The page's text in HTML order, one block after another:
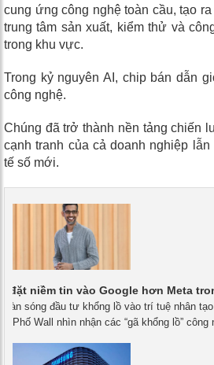
cung ứng công nghệ toàn cầu, tạo
trung tâm sản xuất, kiểm thử và
trong khu vực.
Trong kỷ nguyên AI, chip bán dẫn
công nghệ.
Chúng đã trở thành nền tảng chiến
cạnh tranh của cả doanh nghiệp
tế số mới.
đặt niềm tin vào Google hơn Meta
Làn sóng đầu tư khổng lồ vào trí tuệ nhân
Phố Wall nhìn nhận các “gã khổng lồ” công